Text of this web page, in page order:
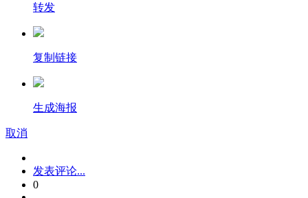
转发
复制链接
生成海报
取消
发表评论...
0